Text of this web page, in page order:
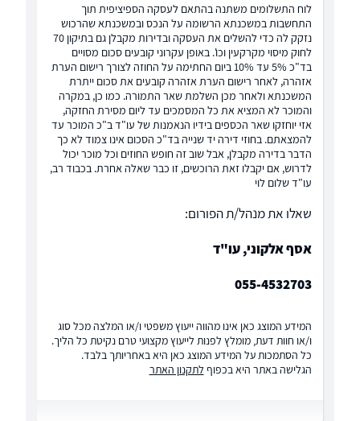
לוח התשלומים משתנה בהתאם לעסקה הספיציפית תוך
התחשבות במשכנתא הרשומה על הנכס ובמשכנתא שהרכוש
נזקק לה כדי להשלים את העסקה ובדירות מקבלן גם בתיקון 70
לחוק מיסוי מקרקעין וכו'. באופן עקרוני קובעים סכום מסויים
בד"כ 5% עד 10% ביום החתימה על החוזה לצורך רישום הערת
אזהרה, לאחר רישום הערת אזהרה קובעים את סכום ייתרת
המשכנתא ולאחר מכן השלמת שאר התמורה. כמו כן, במקרה
והמוכר לא המציא את כל המסמכים עד ליום מסירת החזקה,
אזי יוחזקו שאר הכספים בידיו הנאמנות של עו"ד ב"כ המוכר עד
להמצאתם. בחוזי דירה יד שנייה בד"כ הסכום אינו צמוד לא כך
הדבר בדירה מקבלן, אבל שוב זה חופש החוזים וכל מוכר יכול
לדרוש, אם יקבלו זאת הרוכשים, זו כבר שאלה אחרת. בכבוד רב,
עו"ד שלום לוי
שאלו את מנהל/ת הפורום:
אסף אלקוני, עו"ד
055-4532703
המידע המוצג כאן אינו מהווה ייעוץ משפטי ו/או המלצה מכל סוג
ו/או חוות דעת, מומלץ לפנות לייעוץ מקצועי טרם נקיטת כל הליך.
כל הסתמכות על המידע המוצג כאן היא באחריותך בלבד.
הגלישה באתר היא בכפוף לתקנון האתר